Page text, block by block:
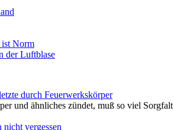
Norm
der Luftblase
durch Feuerwerkskörper
und ähnliches zündet, muß so viel Sorgfalt
vergessen